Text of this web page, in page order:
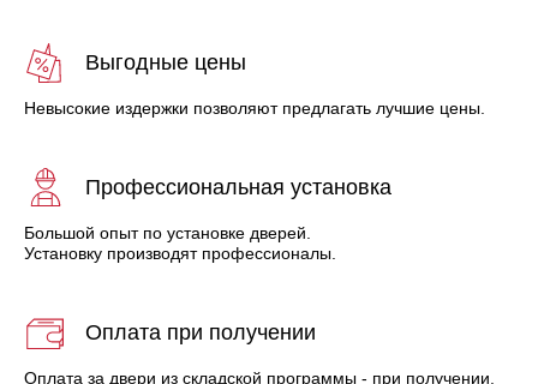
Выгодные цены
Невысокие издержки позволяют предлагать лучшие цены.
Профессиональная установка
Большой опыт по установке дверей.
Установку производят профессионалы.
Оплата при получении
Оплата за двери из складской программы - при получении.